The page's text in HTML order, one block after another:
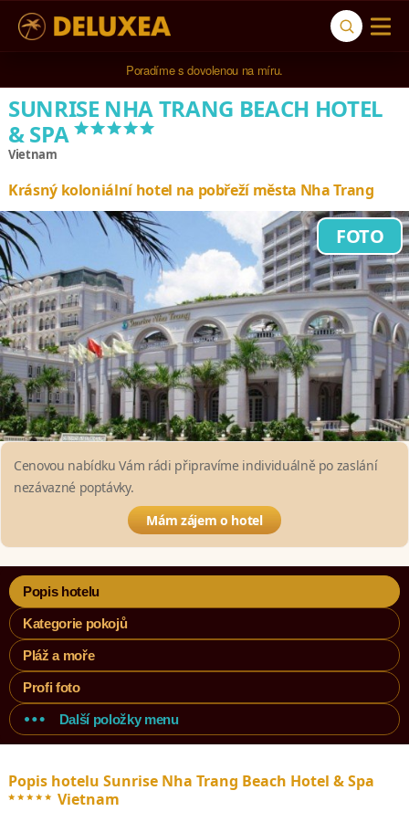
Poradíme s dovolenou na míru.
5* cestovní kancelář na luxusní dovolenou od 100.000 Kč.
SUNRISE NHA TRANG BEACH HOTEL
& SPA*****
Vietnam
Krásný koloniální hotel na pobřeží města Nha Trang
FOTO
Cenovou nabídku Vám rádi připravíme individuálně po zaslání
nezávazné poptávky.
Mám zájem o hotel
Popis hotelu
Kategorie pokojů
Pláž a moře
Profi foto
Další položky menu
Popis hotelu Sunrise Nha Trang Beach Hotel & Spa
***** Vietnam